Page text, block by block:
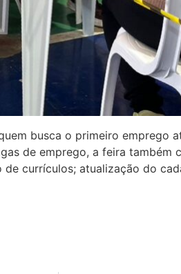
busca o primeiro emprego
de emprego, a feira
currículos; atualização do